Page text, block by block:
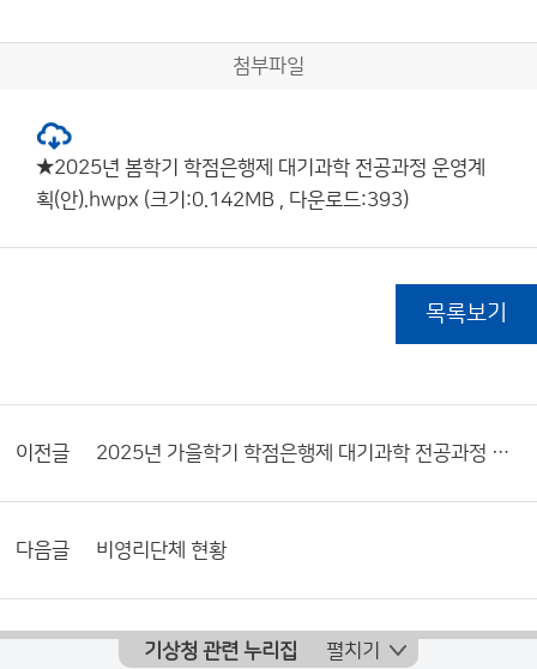
첨부파일
★2025년 봄학기 학점은행제 대기과학 전공과정 운영계
획(안).hwpx (크기:0.142MB , 다운로드:393)
목록보기
이전글 2025년 가을학기 학점은행제 대기과학 전공과정 운영계획
다음글 비영리단체 현황
기상청 관련 누리집 펼치기